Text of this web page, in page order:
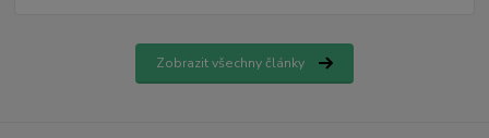
Zobrazit všechny články